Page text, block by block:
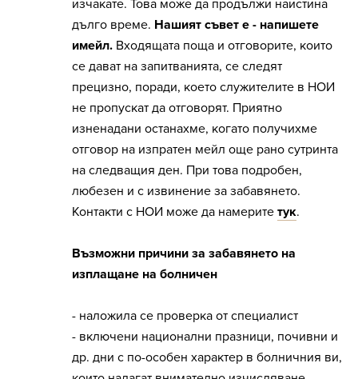
изчакате. Това може да продължи наистина
дълго време. Нашият съвет е - напишете
имейл. Входящата поща и отговорите, които
се дават на запитванията, се следят
прецизно, поради, което служителите в НОИ
не пропускат да отговорят. Приятно
изненадани останахме, когато получихме
отговор на изпратен мейл още рано сутринта
на следващия ден. При това подробен,
любезен и с извинение за забавянето.
Контакти с НОИ може да намерите тук.
Възможни причини за забавянето на
изплащане на болничен
- наложила се проверка от специалист
- включени национални празници, почивни и
др. дни с по-особен характер в болничния ви,